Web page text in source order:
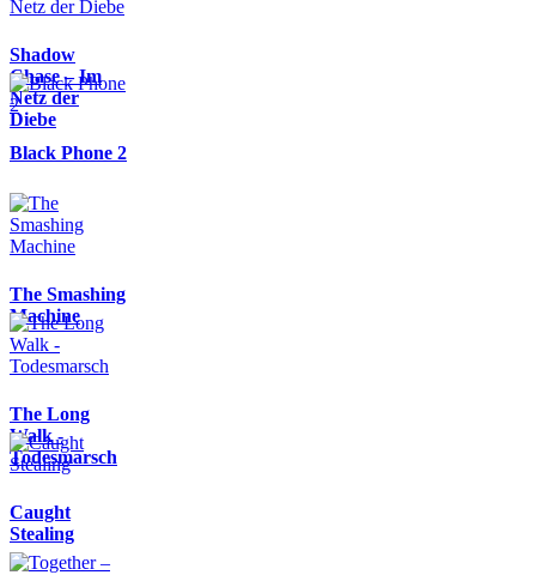
Shadow
Chase – Im
Netz der
Diebe
Black Phone 2
The Smashing
Machine
The Long
Walk -
Todesmarsch
Caught
Stealing